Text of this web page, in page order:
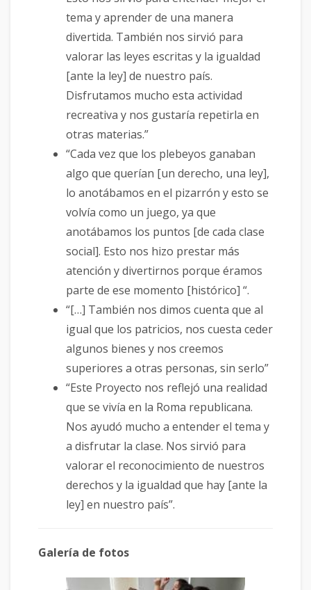
tema y aprender de una manera
divertida. También nos sirvió para
valorar las leyes escritas y la igualdad
[ante la ley] de nuestro país.
Disfrutamos mucho esta actividad
recreativa y nos gustaría repetirla en
otras materias.”
“Cada vez que los plebeyos ganaban
algo que querían [un derecho, una ley],
lo anotábamos en el pizarrón y esto se
volvía como un juego, ya que
anotábamos los puntos [de cada clase
social]. Esto nos hizo prestar más
atención y divertirnos porque éramos
parte de ese momento [histórico] “.
“[…] También nos dimos cuenta que al
igual que los patricios, nos cuesta ceder
algunos bienes y nos creemos
superiores a otras personas, sin serlo”
“Este Proyecto nos reflejó una realidad
que se vivía en la Roma republicana.
Nos ayudó mucho a entender el tema y
a disfrutar la clase. Nos sirvió para
valorar el reconocimiento de nuestros
derechos y la igualdad que hay [ante la
ley] en nuestro país”.
Galería de fotos